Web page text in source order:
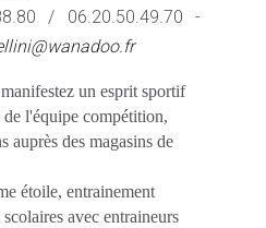
/ 06.20.50.49.70 -
un esprit sportif
de l'équipe compétition,
auprès des magasins de
étoile, entrainement
avec entraineurs